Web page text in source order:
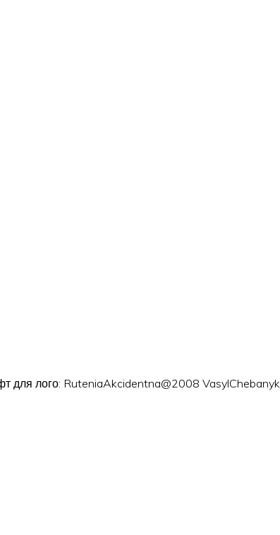
для лого: RuteniaAkcidentna@2008 VasylChebanyk